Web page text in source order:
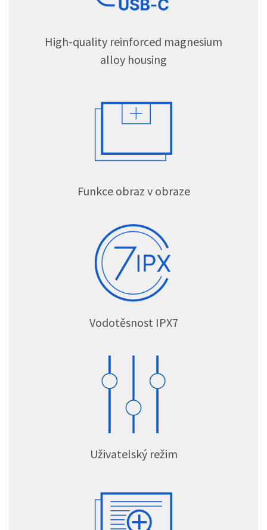
High-quality reinforced magnesium
alloy housing
Funkce obraz v obraze
Vodotěsnost IPX7
Uživatelský režim